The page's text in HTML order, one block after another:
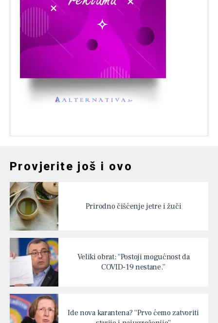
Provjerite još i ovo
Prirodno čišćenje jetre i žuči
Veliki obrat: “Postoji mogućnost da
COVID-19 nestane.”
Ide nova karantena? “Prvo ćemo zatvoriti